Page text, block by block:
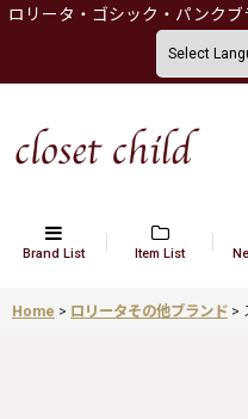
ロリータ・ゴシック・パンク
Brand List Item List
Home > ロリータその他ブランド >